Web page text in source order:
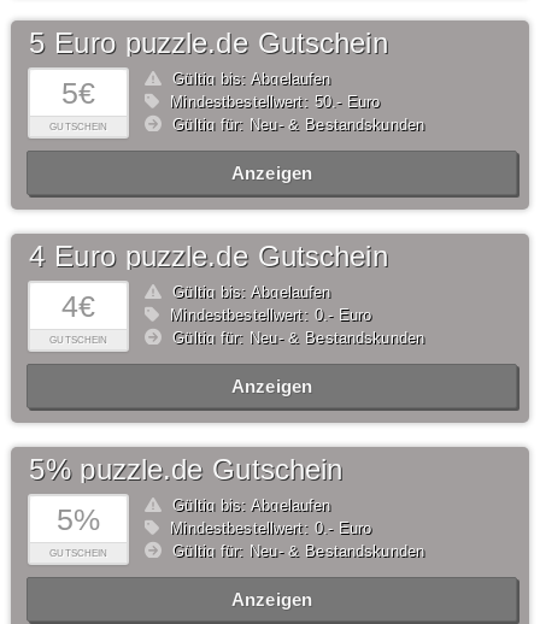
5€
GUTSCHEIN
5 Euro puzzle.de Gutschein
Gültig bis: Abgelaufen
Mindestbestellwert: 50,- Euro
Gültig für: Neu- & Bestandskunden
Anzeigen
4€
GUTSCHEIN
4 Euro puzzle.de Gutschein
Gültig bis: Abgelaufen
Mindestbestellwert: 0,- Euro
Gültig für: Neu- & Bestandskunden
Anzeigen
5%
GUTSCHEIN
5% puzzle.de Gutschein
Gültig bis: Abgelaufen
Mindestbestellwert: 0,- Euro
Gültig für: Neu- & Bestandskunden
Anzeigen